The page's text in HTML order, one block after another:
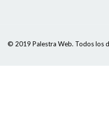
© 2019 Palestra Web. Todos los